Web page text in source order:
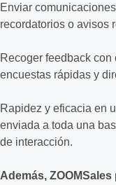
Enviar
recordatorios o avisos
Recoger feedback
encuestas rápidas y
Rapidez y eficacia en
enviada a toda una
de interacción.
Además, ZOOMSales